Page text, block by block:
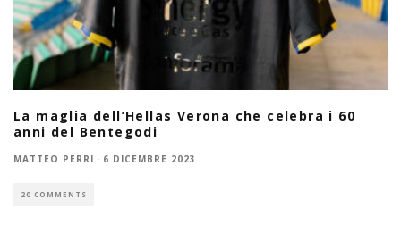
La maglia dell’Hellas Verona che celebra i 60
anni del Bentegodi
MATTEO PERRI · 6 DICEMBRE 2023
20 COMMENTS